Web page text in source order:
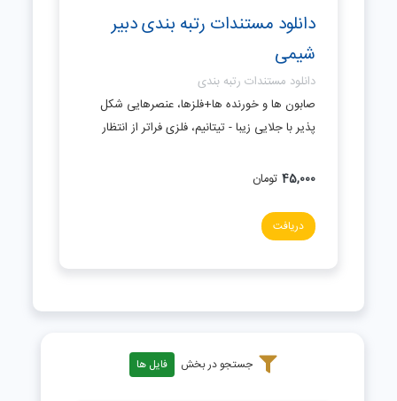
جستجو در بخش فایل ها
دانلود مستندات رتبه بندی دبیر
شیمی
دانلود مستندات رتبه بندی
صابون ها و خورنده ها+فلزها، عنصرهایی شکل
پذیر با جلایی زیبا - تیتانیم، فلزی فراتر از انتظار
45,000 تومان
دریافت